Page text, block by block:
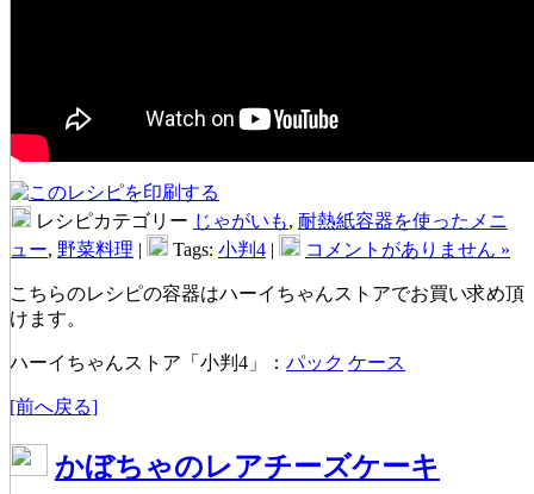
レシピカテゴリー じゃがいも, 耐熱紙容器を使ったメニ
ュー, 野菜料理 | Tags: 小判4 | コメントがありません »
こちらのレシピの容器はハーイちゃんストアでお買い求め頂
けます。
ハーイちゃんストア「小判4」： パック ケース
[前へ戻る]
かぼちゃのレアチーズケーキ